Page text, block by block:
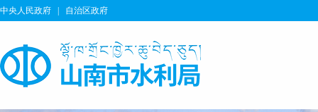
中央人民政府 自治区政府